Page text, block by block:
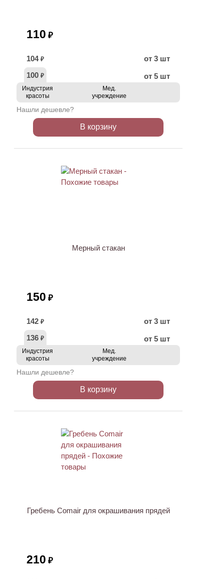
110 ₽
104 ₽
от 3 шт
100 ₽ от 5 шт
Индустрия
красоты
Мед.
учреждение
Нашли дешевле?
В корзину
Мерный стакан
150 ₽
142 ₽
от 3 шт
136 ₽ от 5 шт
Индустрия
красоты
Мед.
учреждение
Нашли дешевле?
В корзину
Гребень Comair для окрашивания прядей
210 ₽